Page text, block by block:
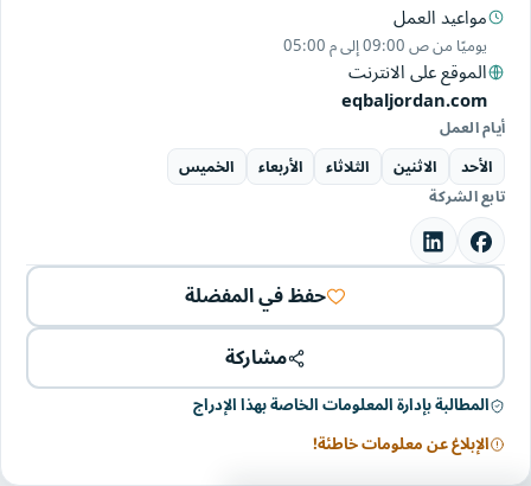
مواعيد العمل
يوميًا من09:00 ص إلى05:00 م
الموقع على الانترنت
eqbaljordan.com
أيام العمل
الأحد الاثنين الثلاثاء الأربعاء الخميس
تابع الشركة
حفظ في المفضلة
مشاركة
المطالبة بإدارة المعلومات الخاصة بهذا الإدراج
الإبلاغ عن معلومات خاطئة!